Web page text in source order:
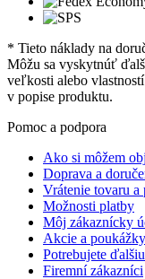
* Tieto náklady na
Môžu sa vyskytnúť
veľkosti alebo
v popise produktu.
Pomoc a podpora
Ako si môžem
Doprava a
Vrátenie tovaru a
Možnosti platby
Môj zákaznícky
Akcie a poukážky
Potrebujete
Firemní zákazníci